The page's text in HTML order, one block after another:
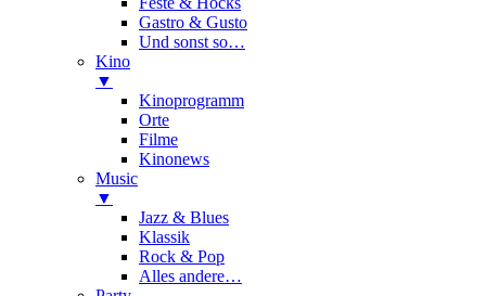
Gastro & Gusto
Und sonst so…
Kino
▼
Kinoprogramm
Orte
Filme
Kinonews
Music
▼
Jazz & Blues
Klassik
Rock & Pop
Alles andere…